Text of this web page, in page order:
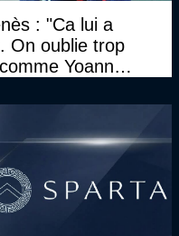
: "Ca lui a
On oublie trop
Yoann